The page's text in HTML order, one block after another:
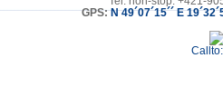
GPS:N 49´07´15´´ E